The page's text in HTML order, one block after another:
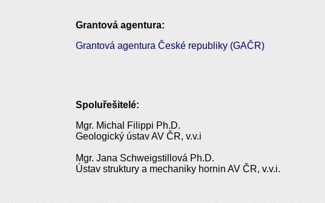
Grantová agentura:
Grantová agentura České republiky (GAČR)
Spoluřešitelé:
Mgr. Michal Filippi Ph.D.
Geologický ústav AV ČR, v.v.i
Mgr. Jana Schweigstillová Ph.D.
Ústav struktury a mechaniky hornin AV ČR, v.v.i.